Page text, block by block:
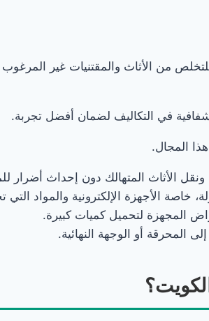
من الأثاث والمقتنيات غير المرغوب
في التكاليف لضمان أفضل تجربة.
المجال.
الأثاث المتهالك دون إحداث أضرار
الأجهزة الإلكترونية والمواد
المجهزة لتحميل كميات كبيرة.
المحرقة أو الوجهة النهائية.